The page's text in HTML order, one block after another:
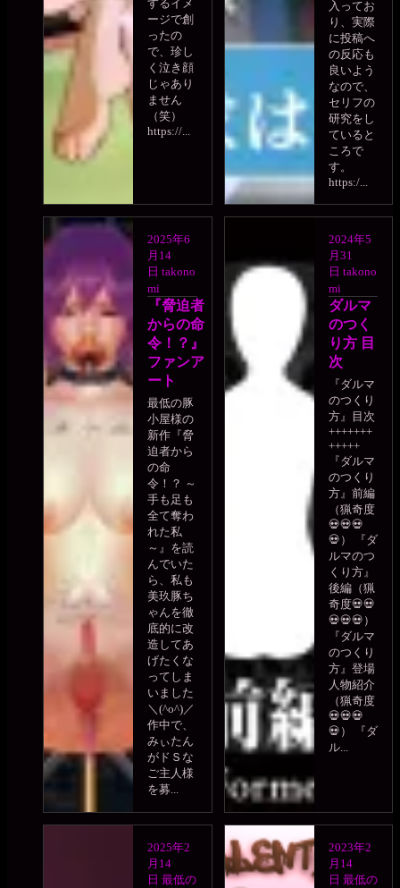
するイメ
ージで創
ったの
で、珍し
く泣き顔
じゃあり
ません
（笑）
https://...
入ってお
り、実際
に投稿へ
の反応も
良いよう
なので、
セリフの
研究をし
ていると
ころで
す。
https:/...
2025年6
月14
日 takono
mi
『脅迫者
からの命
令！？』
ファンア
ート
最低の豚
小屋様の
新作『脅
迫者から
の命
令！？ ～
手も足も
全て奪わ
れた私
～』を読
んでいた
ら、私も
美玖豚ち
ゃんを徹
底的に改
造してあ
げたくな
ってしま
いました
＼(^o^)／
作中で、
みぃたん
がドＳな
ご主人様
を募...
2024年5
月31
日 takono
mi
ダルマ
のつく
り方 目
次
『ダルマ
のつくり
方』目次
+++++++
+++++
『ダルマ
のつくり
方』前編
（猟奇度
💀💀💀
💀） 『ダ
ルマのつ
くり方』
後編（猟
奇度💀💀
💀💀💀）
『ダルマ
のつくり
方』登場
人物紹介
（猟奇度
💀💀💀
💀） 『ダ
ル...
2025年2
月14
日 最低の
2023年2
月14
日 最低の